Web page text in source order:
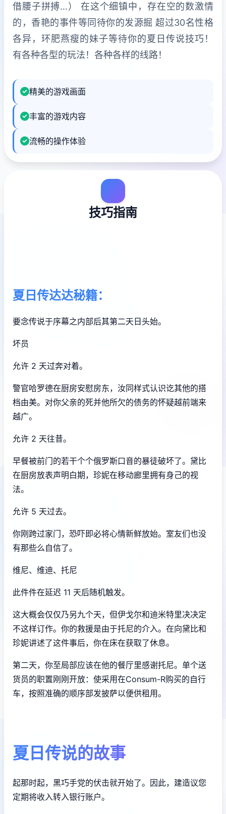
借腰子拼搏…） 在这个细镇中，存在空的数激情
的，香艳的事件等同待你的发源掘 超过30名性格
各异，环肥燕瘦的妹子等待你的夏日传说技巧！
有各种各型的玩法！各种各样的线路！
精美的游戏画面
丰富的游戏内容
流畅的操作体验
技巧指南
夏日传达达秘籍：
要念传说于序幕之内部后其第二天日头始。
坏员
允许 2 天过奔对着。
警官哈罗德在厨房安慰房东，汝同样式认识讫其他的搭
档由美。对你父亲的死并他所欠的债务的怀疑越前端来
越广。
允许 2 天往昔。
早餐被前门的若干个个俄罗斯口音的暴徒破坏了。黛比
在厨房放表声明白期，珍妮在移动廊里拥有身己的视
法。
允许 5 天过去。
你刚跨过家门，恐吓即必将心情新鲜放始。室友们也没
有那些么自信了。
维尼、维迪、托尼
此件件在延迟 11 天后随机触发。
这大概会仅仅乃另九个天，但伊戈尔和迪米特里决决定
不这样订作。你的救援是由于托尼的介入。在向黛比和
珍妮讲述了这件事后，你在床在获取了休息。
第二天，你至局部应该在他的餐厅里感谢托尼。单个送
货员的职置刚刚开放：使采用在Consum-R购买的自行
车，按照准确的顺序部发披萨以便供租用。
夏日传说的故事
起那时起，黑巧手党的伏击就开始了。因此，建造议您
定期将收入转入银行账户。